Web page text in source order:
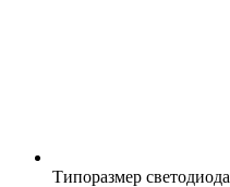
Типоразмер светодиода